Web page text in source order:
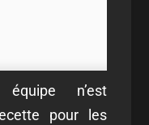
équipe n’est
pour les